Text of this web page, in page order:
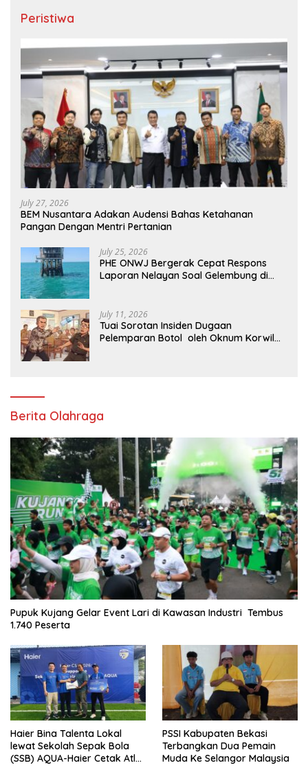
Peristiwa
July 27, 2026
BEM Nusantara Adakan Audensi Bahas Ketahanan
Pangan Dengan Mentri Pertanian
July 25, 2026
PHE ONWJ Bergerak Cepat Respons
Laporan Nelayan Soal Gelembung di
July 11, 2026
Tuai Sorotan Insiden Dugaan
Pelemparan Botol oleh Oknum Korwil
Berita Olahraga
Pupuk Kujang Gelar Event Lari di Kawasan Industri Tembus
1.740 Peserta
Haier Bina Talenta Lokal
lewat Sekolah Sepak Bola
(SSB) AQUA-Haier Cetak Atlet
PSSI Kabupaten Bekasi
Terbangkan Dua Pemain
Muda Ke Selangor Malaysia